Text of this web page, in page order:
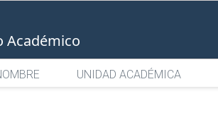
Académico
UNIDAD ACADÉMICA